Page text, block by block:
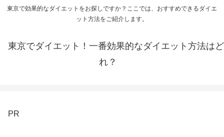
東京で効果的なダイエットをお探しですか？ここでは、おすすめできるダイエ
ット方法をご紹介します。
東京でダイエット！一番効果的なダイエット方法はど
れ？
PR